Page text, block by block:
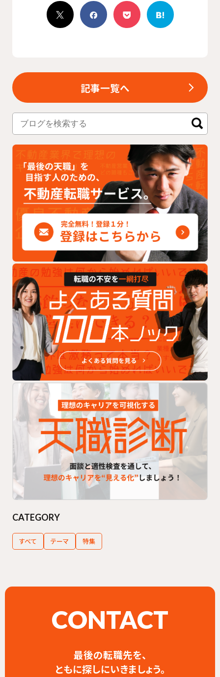
記事一覧へ
CATEGORY
すべて テーマ 特集
CONTACT
最後の転職先を、
ともに探しにいきましょう。